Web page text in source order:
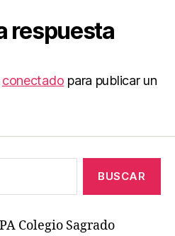
respuesta
conectado para publicar un
Colegio Sagrado